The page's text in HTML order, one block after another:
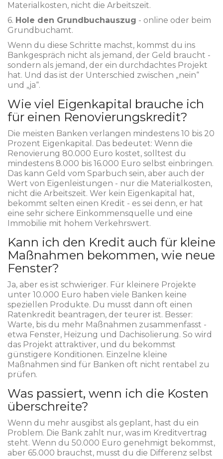
Materialkosten, nicht die Arbeitszeit.
6. Hole den Grundbuchauszug - online oder beim
Grundbuchamt.
Wenn du diese Schritte machst, kommst du ins
Bankgespräch nicht als jemand, der Geld braucht -
sondern als jemand, der ein durchdachtes Projekt
hat. Und das ist der Unterschied zwischen „nein“
und „ja“.
Wie viel Eigenkapital brauche ich
für einen Renovierungskredit?
Die meisten Banken verlangen mindestens 10 bis 20
Prozent Eigenkapital. Das bedeutet: Wenn die
Renovierung 80.000 Euro kostet, solltest du
mindestens 8.000 bis 16.000 Euro selbst einbringen.
Das kann Geld vom Sparbuch sein, aber auch der
Wert von Eigenleistungen - nur die Materialkosten,
nicht die Arbeitszeit. Wer kein Eigenkapital hat,
bekommt selten einen Kredit - es sei denn, er hat
eine sehr sichere Einkommensquelle und eine
Immobilie mit hohem Verkehrswert.
Kann ich den Kredit auch für kleine
Maßnahmen bekommen, wie neue
Fenster?
Ja, aber es ist schwieriger. Für kleinere Projekte
unter 10.000 Euro haben viele Banken keine
speziellen Produkte. Du musst dann oft einen
Ratenkredit beantragen, der teurer ist. Besser:
Warte, bis du mehr Maßnahmen zusammenfasst -
etwa Fenster, Heizung und Dachisolierung. So wird
das Projekt attraktiver, und du bekommst
günstigere Konditionen. Einzelne kleine
Maßnahmen sind für Banken oft nicht rentabel zu
prüfen.
Was passiert, wenn ich die Kosten
überschreite?
Wenn du mehr ausgibst als geplant, hast du ein
Problem. Die Bank zahlt nur, was im Kreditvertrag
steht. Wenn du 50.000 Euro genehmigt bekommst,
aber 65.000 brauchst, musst du die Differenz selbst